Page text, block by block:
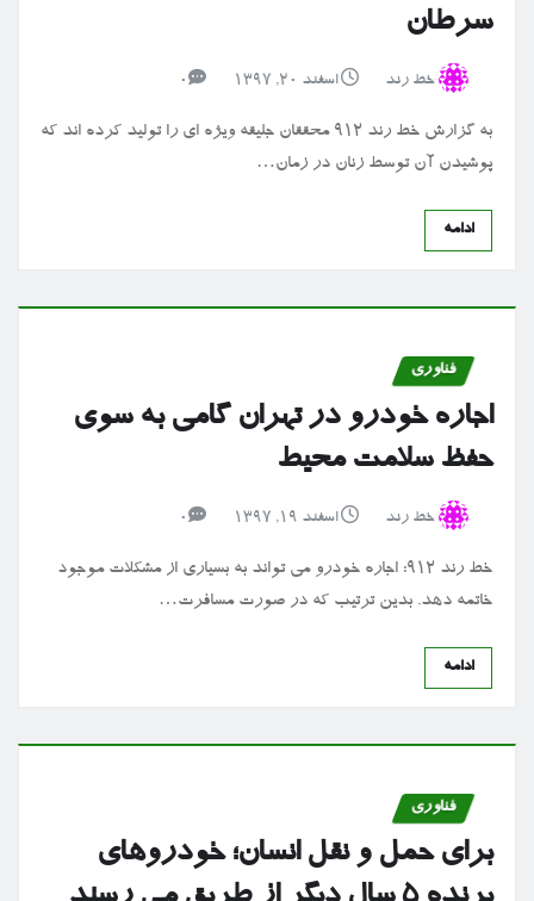
سرطان
خط رند اسفند ۲۰, ۱۳۹۷ 0
به گزارش خط رند ۹۱۲ محققان جلیقه ویژه ای را تولید کرده اند که
پوشیدن آن توسط زنان در زمان…
ادامه
فناوری
اجاره خودرو در تهران گامی به سوی
حفظ سلامت محیط
خط رند اسفند ۱۹, ۱۳۹۷ 0
خط رند ۹۱۲: اجاره خودرو می تواند به بسیاری از مشکلات موجود
خاتمه دهد. بدین ترتیب که در صورت مسافرت…
ادامه
فناوری
برای حمل و نقل انسان؛ خودروهای